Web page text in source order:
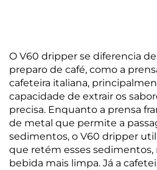
O V60 dripper se diferencia
preparo de café, como a
cafeteira italiana,
capacidade de extrair os
precisa. Enquanto a prensa
de metal que permite a
sedimentos, o V60 dripper
que retém esses
bebida mais limpa. Já a